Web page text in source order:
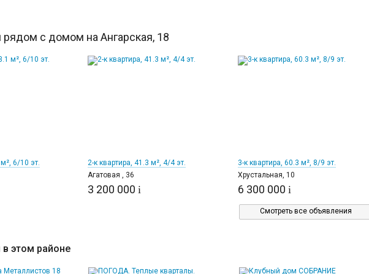
с домом на Ангарская, 18
6/10 эт.
2-к квартира, 41.3 м², 4/4 эт.
Агатовая , 36
3 200 000 i
3-к квартира, 60.3 м², 8/9 эт.
Хрустальная, 10
6 300 000 i
Смотреть все объявления
этом районе